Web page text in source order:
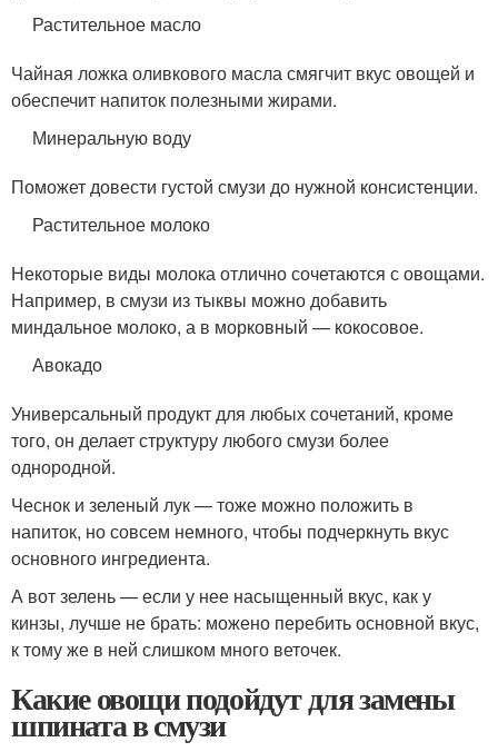
Растительное масло
Чайная ложка оливкового масла смягчит вкус овощей и
обеспечит напиток полезными жирами.
Минеральную воду
Поможет довести густой смузи до нужной консистенции.
Растительное молоко
Некоторые виды молока отлично сочетаются с овощами.
Например, в смузи из тыквы можно добавить
миндальное молоко, а в морковный — кокосовое.
Авокадо
Универсальный продукт для любых сочетаний, кроме
того, он делает структуру любого смузи более
однородной.
Чеснок и зеленый лук — тоже можно положить в
напиток, но совсем немного, чтобы подчеркнуть вкус
основного ингредиента.
А вот зелень — если у нее насыщенный вкус, как у
кинзы, лучше не брать: можено перебить основной вкус,
к тому же в ней слишком много веточек.
Какие овощи подойдут для замены
шпината в смузи